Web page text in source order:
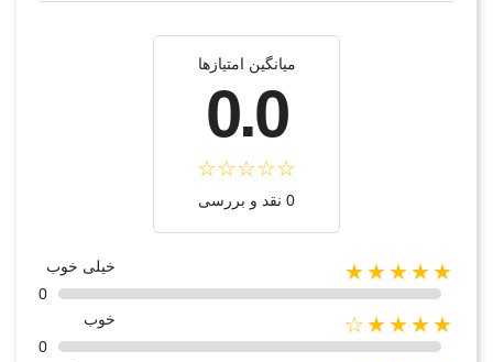
میانگین امتیازها
0.0
0 نقد و بررسی
★★★★★
خیلی خوب
0
★★★★☆
خوب
0